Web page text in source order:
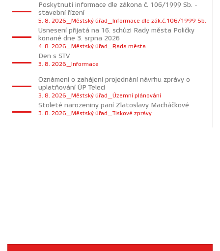
Poskytnutí informace dle zákona č. 106/1999 Sb. -
stavební řízení
5. 8. 2026_Městský úřad_Informace dle zák.č.106/1999 Sb.
Usnesení přijatá na 16. schůzi Rady města Poličky
konané dne 3. srpna 2026
4. 8. 2026_Městský úřad_Rada města
Den s STV
3. 8. 2026_Informace
Oznámení o zahájení projednání návrhu zprávy o
uplatňování ÚP Telecí
3. 8. 2026_Městský úřad_Územní plánování
Stoleté narozeniny paní Zlatoslavy Macháčkové
3. 8. 2026_Městský úřad_Tiskové zprávy